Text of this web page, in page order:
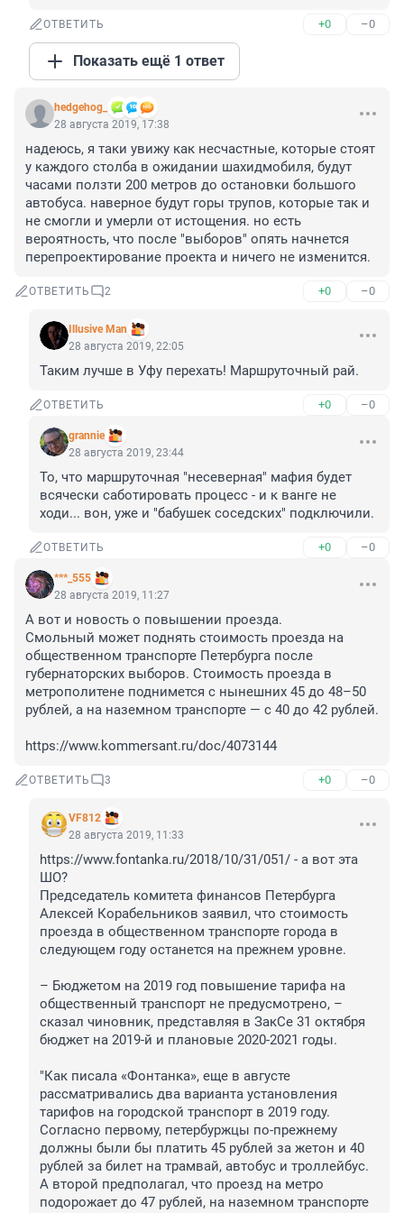
ОТВЕТИТЬ +0 –0
Показать ещё 1 ответ
hedgehog_
28 августа 2019, 17:38
надеюсь, я таки увижу как несчастные, которые стоят
у каждого столба в ожидании шахидмобиля, будут
часами ползти 200 метров до остановки большого
автобуса. наверное будут горы трупов, которые так и
не смогли и умерли от истощения. но есть
вероятность, что после "выборов" опять начнется
перепроектирование проекта и ничего не изменится.
ОТВЕТИТЬ 2 +0 –0
Illusive Man
28 августа 2019, 22:05
Таким лучше в Уфу перехать! Маршруточный рай.
ОТВЕТИТЬ +0 –0
grannie
28 августа 2019, 23:44
То, что маршруточная "несеверная" мафия будет
всячески саботировать процесс - и к ванге не
ходи... вон, уже и "бабушек соседских" подключили.
ОТВЕТИТЬ +0 –0
***_555
28 августа 2019, 11:27
А вот и новость о повышении проезда.
Смольный может поднять стоимость проезда на
общественном транспорте Петербурга после
губернаторских выборов. Стоимость проезда в
метрополитене поднимется с нынешних 45 до 48–50
рублей, а на наземном транспорте — с 40 до 42 рублей.
https://www.kommersant.ru/doc/4073144
ОТВЕТИТЬ 3 +0 –0
VF812
28 августа 2019, 11:33
https://www.fontanka.ru/2018/10/31/051/ - а вот эта
ШО?
Председатель комитета финансов Петербурга
Алексей Корабельников заявил, что стоимость
проезда в общественном транспорте города в
следующем году останется на прежнем уровне.
– Бюджетом на 2019 год повышение тарифа на
общественный транспорт не предусмотрено, –
сказал чиновник, представляя в ЗакСе 31 октября
бюджет на 2019-й и плановые 2020-2021 годы.
"Как писала «Фонтанка», еще в августе
рассматривались два варианта установления
тарифов на городской транспорт в 2019 году.
Согласно первому, петербуржцы по-прежнему
должны были бы платить 45 рублей за жетон и 40
рублей за билет на трамвай, автобус и троллейбус.
А второй предполагал, что проезд на метро
подорожает до 47 рублей, на наземном транспорте